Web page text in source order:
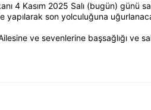
4 Kasım 2025 Salı (bugün) günü
yapılarak son yolculuğuna
ve sevenlerine başsağlığı ve